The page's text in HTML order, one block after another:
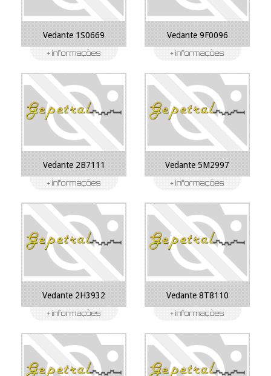
Vedante 1S0669 Vedante 9F0096
Vedante 2B7111 Vedante 5M2997
Vedante 2H3932 Vedante 8T8110